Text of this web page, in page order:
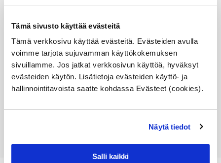
Tämä sivusto käyttää evästeitä
Tämä verkkosivu käyttää evästeitä. Evästeiden avulla
voimme tarjota sujuvamman käyttökokemuksen
sivuillamme. Jos jatkat verkkosivun käyttöä, hyväksyt
evästeiden käytön. Lisätietoja evästeiden käyttö- ja
hallinnointitavoista saatte kohdassa Evästeet (cookies).
Näytä tiedot
Salli kaikki
3131 6 786 021
6786021
31316782855
3131 6 782 855
6782855